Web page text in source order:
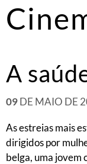
A
09DE MAIO DE
As estreias mais
dirigidos por
belga, uma jovem